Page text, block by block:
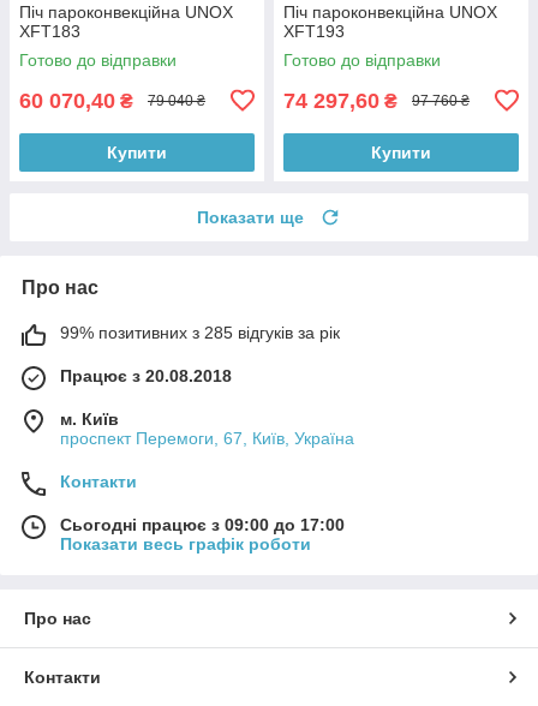
Піч пароконвекційна UNOX
XFT183
Готово до відправки
60 070,40 ₴ 79 040 ₴
Купити
Піч пароконвекційна UNOX
XFT193
Готово до відправки
74 297,60 ₴ 97 760 ₴
Купити
Показати ще
Про нас
99% позитивних з 285 відгуків за рік
Працює з 20.08.2018
м. Київ
проспект Перемоги, 67, Київ, Україна
Контакти
Сьогодні працює з 09:00 до 17:00
Показати весь графік роботи
Про нас
Контакти